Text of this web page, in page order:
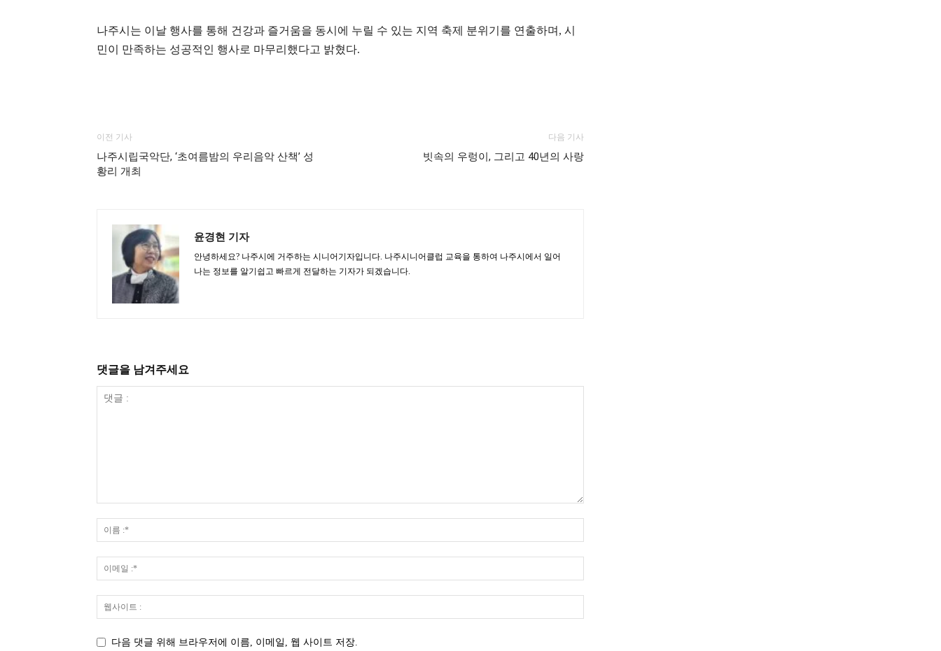
나주시는 이날 행사를 통해 건강과 즐거움을 동시에 누릴 수 있는 지역 축제 분위기를 연출하며, 시
민이 만족하는 성공적인 행사로 마무리했다고 밝혔다.
이전 기사
나주시립국악단, ‘초여름밤의 우리음악 산책’ 성
황리 개최
다음 기사
빗속의 우렁이, 그리고 40년의 사랑
윤경현 기자
안녕하세요? 나주시에 거주하는 시니어기자입니다. 나주시니어클럽 교육을 통하여 나주시에서 일어
나는 정보를 알기쉽고 빠르게 전달하는 기자가 되겠습니다.
댓글을 남겨주세요
다음 댓글 위해 브라우저에 이름, 이메일, 웹 사이트 저장.